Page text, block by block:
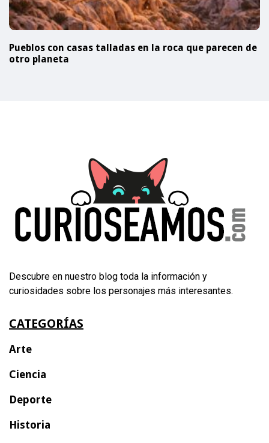
Pueblos con casas talladas en la roca que parecen de
otro planeta
Descubre en nuestro blog toda la información y
curiosidades sobre los personajes más interesantes.
CATEGORÍAS
Arte
Ciencia
Deporte
Historia